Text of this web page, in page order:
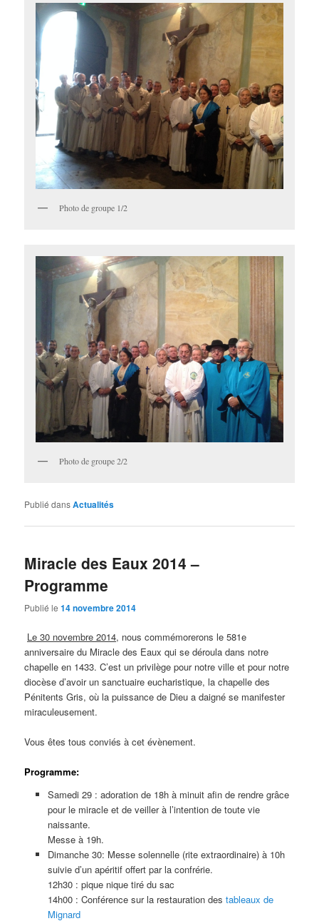
Photo de groupe 1/2
Photo de groupe 2/2
Publié dansActualités
Miracle des Eaux 2014 –
Programme
Publié le14 novembre 2014
Le 30 novembre 2014, nous commémorerons le 581e
anniversaire du Miracle des Eaux qui se déroula dans notre
chapelle en 1433. C’est un privilège pour notre ville et pour notre
diocèse d’avoir un sanctuaire eucharistique, la chapelle des
Pénitents Gris, où la puissance de Dieu a daigné se manifester
miraculeusement.
Vous êtes tous conviés à cet évènement.
Programme:
Samedi 29 : adoration de 18h à minuit afin de rendre grâce
pour le miracle et de veiller à l’intention de toute vie
naissante.
Messe à 19h.
Dimanche 30: Messe solennelle (rite extraordinaire) à 10h
suivie d’un apéritif offert par la confrérie.
12h30 : pique nique tiré du sac
14h00 : Conférence sur la restauration des tableaux de
Mignard